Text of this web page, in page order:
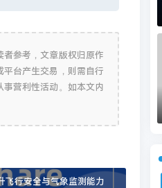
参考，文章版权归原作
台产生交易，则需自行
营利性活动。如本文内
飞行安全与气象监测能力